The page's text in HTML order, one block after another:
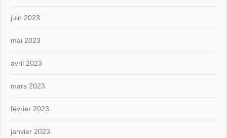
juin 2023
mai 2023
avril 2023
mars 2023
février 2023
janvier 2023